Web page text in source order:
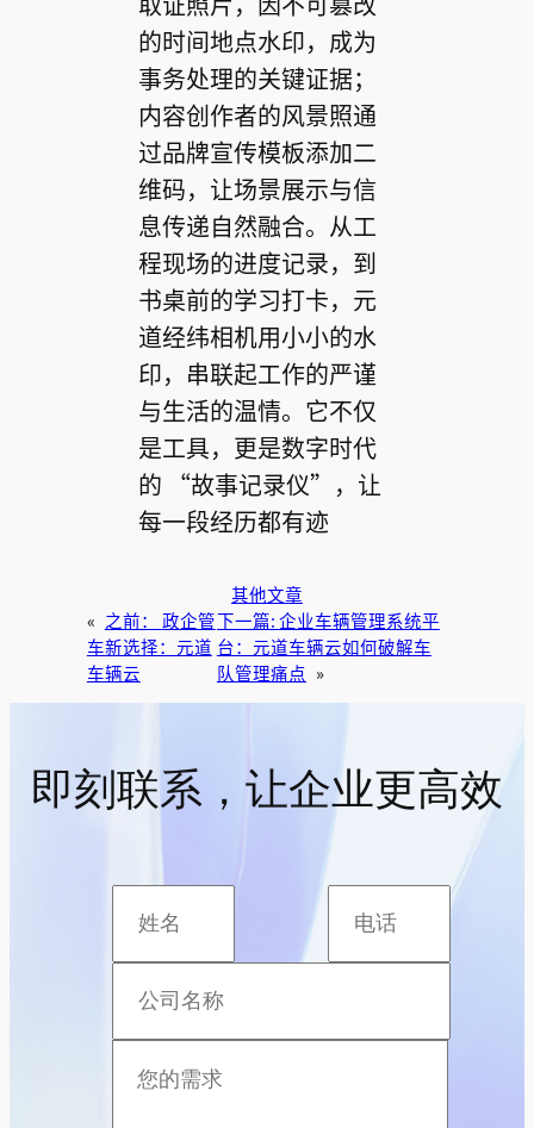
的时间地点水印，成为
事务处理的关键证据；
内容创作者的风景照通
过品牌宣传模板添加二
维码，让场景展示与信
息传递自然融合。从工
程现场的进度记录，到
书桌前的学习打卡，元
道经纬相机用小小的水
印，串联起工作的严谨
与生活的温情。它不仅
是工具，更是数字时代
的 “故事记录仪”，让
每一段经历都有迹
其他文章
«
之前： 政企管
车新选择：元道
车辆云
下一篇: 企业车辆管理系统平
台：元道车辆云如何破解车
队管理痛点
»
即刻联系，让企业更高效